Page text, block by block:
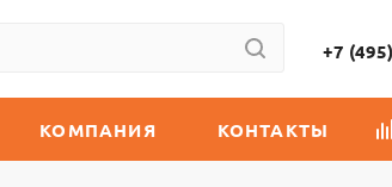
+7
КОМПАНИЯ КОНТАКТЫ